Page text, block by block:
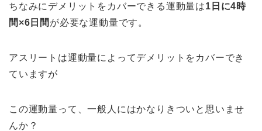
ちなみにデメリットをカバーできる運動量は1日に4時
間×6日間 が必要な運動量です。
アスリートは運動量によってデメリットをカバーでき
ていますが
この運動量って、一般人にはかなりきついと思いませ
んか？